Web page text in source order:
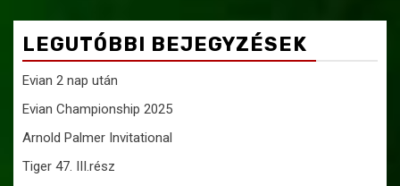
LEGUTÓBBI BEJEGYZÉSEK
Evian 2 nap után
Evian Championship 2025
Arnold Palmer Invitational
Tiger 47. III.rész